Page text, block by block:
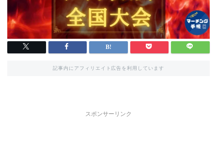
記事内にアフィリエイト広告を利用しています
スポンサーリンク